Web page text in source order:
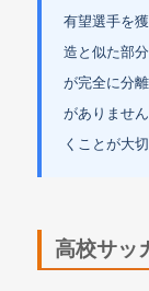
有望選手を
造と似た部
が完全に分
がありませ
くことが大切
高校サッ